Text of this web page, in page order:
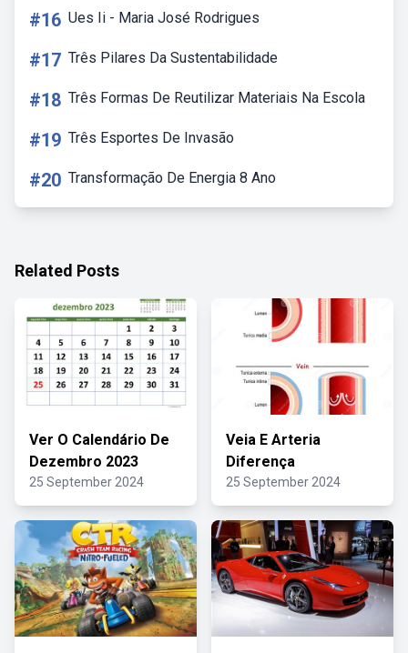
#16 Ues Ii - Maria José Rodrigues
#17 Três Pilares Da Sustentabilidade
#18 Três Formas De Reutilizar Materiais Na Escola
#19 Três Esportes De Invasão
#20 Transformação De Energia 8 Ano
Related Posts
Ver O Calendário De
Dezembro 2023
25 September 2024
Veia E Arteria
Diferença
25 September 2024